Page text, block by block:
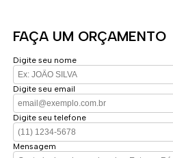
FAÇA UM ORÇAMENTO
Digite seu nome
Digite seu email
Digite seu telefone
Mensagem